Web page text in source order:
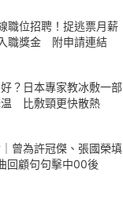
職位招聘！捉逃票月薪
職獎金 附申請連結
？日本專家教冰敷一部
温 比敷頸更快散熱
曾為許冠傑、張國榮填
回顧句句擊中00後